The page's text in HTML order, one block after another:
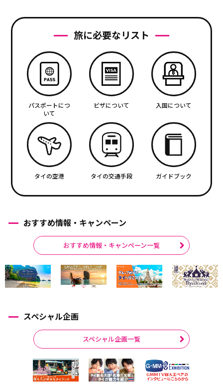
旅に必要なリスト
パスポートにつ
いて
ビザについて 入国について
タイの空港 タイの交通手段 ガイドブック
おすすめ情報・キャンペーン
おすすめ情報・キャンペーン一覧
スペシャル企画
スペシャル企画一覧